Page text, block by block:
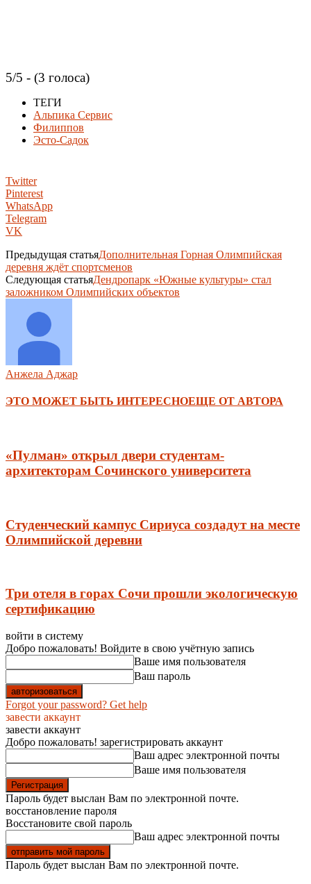
5/5 - (3 голоса)
ТЕГИ
Альпика Сервис
Филиппов
Эсто-Садок
Twitter
Pinterest
WhatsApp
Telegram
VK
Предыдущая статьяДополнительная Горная Олимпийская
деревня ждёт спортсменов
Следующая статьяДендропарк «Южные культуры» стал
заложником Олимпийских объектов
Анжела Аджар
ЭТО МОЖЕТ БЫТЬ ИНТЕРЕСНОЕЩЕ ОТ АВТОРА
«Пулман» открыл двери студентам-
архитекторам Сочинского университета
Студенческий кампус Сириуса создадут на месте
Олимпийской деревни
Три отеля в горах Сочи прошли экологическую
сертификацию
войти в систему
Добро пожаловать! Войдите в свою учётную запись
Ваше имя пользователя
Ваш пароль
Forgot your password? Get help
завести аккаунт
завести аккаунт
Добро пожаловать! зарегистрировать аккаунт
Ваш адрес электронной почты
Ваше имя пользователя
Пароль будет выслан Вам по электронной почте.
восстановление пароля
Восстановите свой пароль
Ваш адрес электронной почты
Пароль будет выслан Вам по электронной почте.